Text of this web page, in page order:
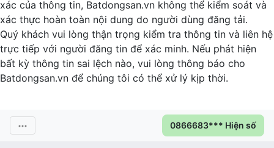
xác của thông tin, Batdongsan.vn không thể kiểm soát và
xác thực hoàn toàn nội dung do người dùng đăng tải.
Quý khách vui lòng thận trọng kiểm tra thông tin và liên hệ
trực tiếp với người đăng tin để xác minh. Nếu phát hiện
bất kỳ thông tin sai lệch nào, vui lòng thông báo cho
Batdongsan.vn để chúng tôi có thể xử lý kịp thời.
0866683*** Hiện số